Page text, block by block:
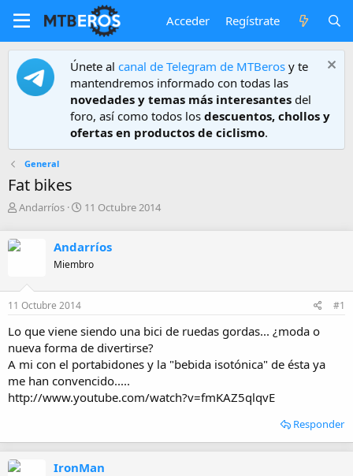
Acceder Regístrate
Únete al canal de Telegram de MTBeros y te
mantendremos informado con todas las
novedades y temas más interesantes del
foro, así como todos los descuentos, chollos y
ofertas en productos de ciclismo.
General
Fat bikes
A
o
Andarríos
F
h
a
e
i
c
i
o
11 Octubre 2014
Andarríos
Miembro
11 Octubre 2014 #1
Lo que viene siendo una bici de ruedas gordas... ¿moda o
nueva forma de divertirse?
A mi con el portabidones y la "bebida isotónica" de ésta ya
me han convencido.....
http://www.youtube.com/watch?v=fmKAZ5qlqvE
Responder
IronMan